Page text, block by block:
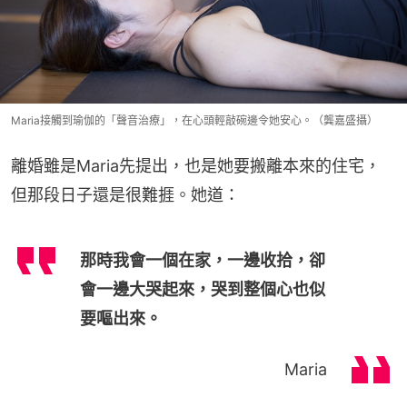
Maria接觸到瑜伽的「聲音治療」，在心頭輕敲碗邊令她安心。（龔嘉盛攝）
離婚雖是Maria先提出，也是她要搬離本來的住宅，
但那段日子還是很難捱。她道：
那時我會一個在家，一邊收拾，卻
會一邊大哭起來，哭到整個心也似
要嘔出來。
Maria